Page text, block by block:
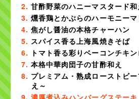
甘酢野菜のハニーマスタード和
燻香鶏とかぶらのハーモニーマ
焦がし醤油の本格チャーハン
スパイス香る上海風焼きそば
トマト香る彩りベーコンチキ
本格中華肉団子の甘酢和え
プレミアム・熟成ローストビ
え～
濃厚煮込みハンバーグステーキ